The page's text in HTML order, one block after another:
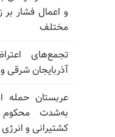
و اعمال فشار
مختلف
تجمع‌های
آذربایجان شرقی
عربستان حمله
به‌شدت
کشتیرانی و